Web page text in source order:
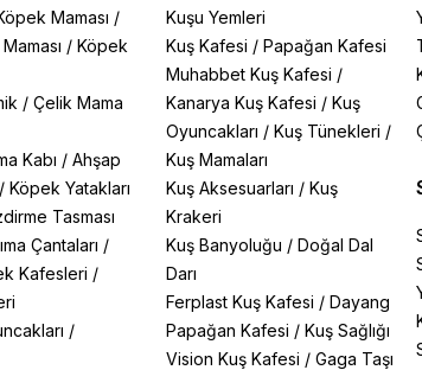
Maması /
/Köpek
/Çelik Mama
Kabı /Ahşap
/Köpek Yatakları
Tasması
Çantaları /
Kafesleri /
/
Kuşu Yemleri
Kuş Kafesi / Papağan Kafesi
Muhabbet Kuş Kafesi /
Kanarya Kuş Kafesi / Kuş
Oyuncakları / Kuş Tünekleri /
Kuş Mamaları
Kuş Aksesuarları / Kuş
Krakeri
Kuş Banyoluğu / Doğal Dal
Darı
Ferplast Kuş Kafesi / Dayang
Papağan Kafesi / Kuş Sağlığı
Vision Kuş Kafesi / Gaga Taşı